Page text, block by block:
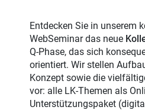
Entdecken Sie in unserem
WebSeminar das neue
Q-Phase, das sich
orientiert. Wir stellen
Konzept sowie die
vor: alle LK-Themen als
Unterstützungspaket